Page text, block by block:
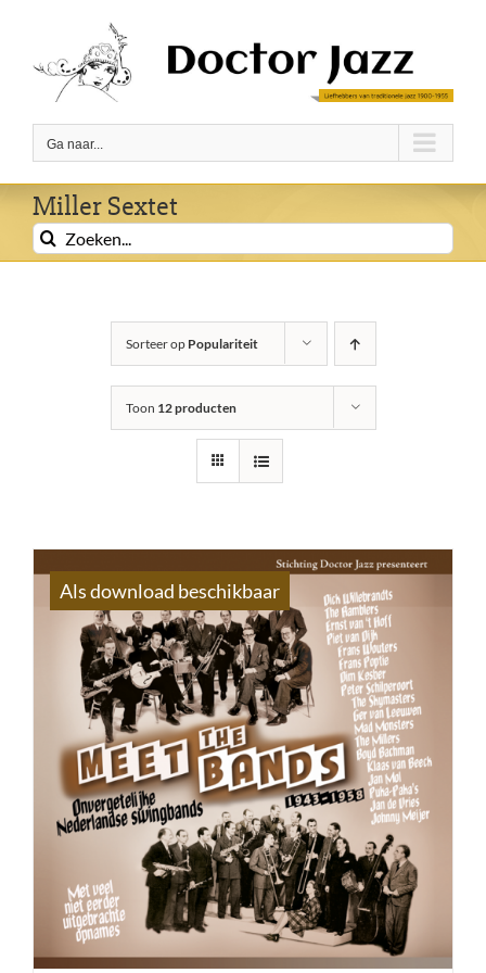
inhoud
Ga naar...
Miller Sextet
Zoeken
naar:
Sorteer op Populariteit
Toon 12 producten
Als download beschikbaar